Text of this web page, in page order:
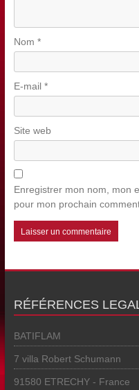
Nom *
E-mail *
Site web
Enregistrer mon nom, mon
pour mon prochain
RÉFÉRENCES
BATIFLAM
7 villa Robert Schumann
91580 ETRECHY - France